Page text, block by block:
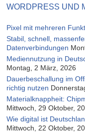
WORDPRESS UND
Pixel mit mehreren
Stabil, schnell,
Datenverbindungen
Mediennutzung in
Montag, 2 März, 2026
Dauerbeschallung im
richtig nutzen
Materialknappheit:
Mittwoch, 29 Oktober,
Wie digital ist
Mittwoch, 22 Oktober,